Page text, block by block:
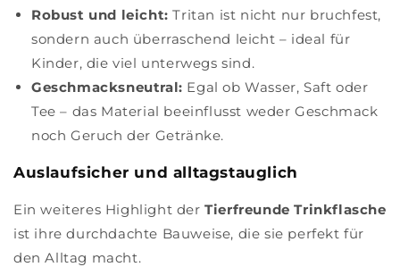
Robust und leicht: Tritan ist nicht nur bruchfest,
sondern auch überraschend leicht – ideal für
Kinder, die viel unterwegs sind.
Geschmacksneutral: Egal ob Wasser, Saft oder
Tee – das Material beeinflusst weder Geschmack
noch Geruch der Getränke.
Auslaufsicher und alltagstauglich
Ein weiteres Highlight derTierfreunde Trinkflasche
ist ihre durchdachte Bauweise, die sie perfekt für
den Alltag macht.